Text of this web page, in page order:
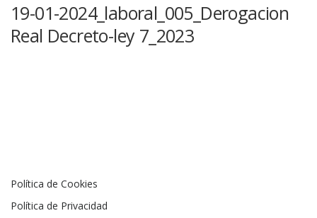
19-01-2024_laboral_005_Derogacion
Real Decreto-ley 7_2023
Política de Cookies
Política de Privacidad